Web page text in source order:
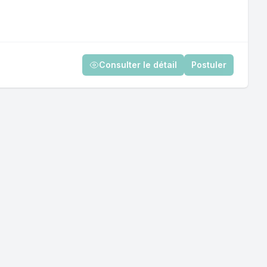
Consulter le détail Postuler